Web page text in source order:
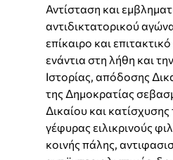
Αντίσταση και
αντιδικτατορικού
επίκαιρο και
ενάντια στη λήθη και
Ιστορίας, απόδοσης
της Δημοκρατίας
Δικαίου και
γέφυρας ειλικρινούς
κοινής πάλης,